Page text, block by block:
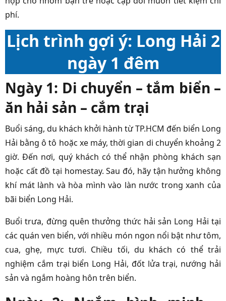
phí.
Lịch trình gợi ý: Long Hải 2
ngày 1 đêm
Ngày 1: Di chuyển – tắm biển –
ăn hải sản – cắm trại
Buổi sáng, du khách khởi hành từ TP.HCM đến biển Long
Hải bằng ô tô hoặc xe máy, thời gian di chuyển khoảng 2
giờ. Đến nơi, quý khách có thể nhận phòng khách sạn
hoặc cất đồ tại homestay. Sau đó, hãy tận hưởng không
khí mát lành và hòa mình vào làn nước trong xanh của
bãi biển Long Hải.
Buổi trưa, đừng quên thưởng thức hải sản Long Hải tại
các quán ven biển, với nhiều món ngon nổi bật như tôm,
cua, ghẹ, mực tươi. Chiều tối, du khách có thể trải
nghiệm cắm trại biển Long Hải, đốt lửa trại, nướng hải
sản và ngắm hoàng hôn trên biển.